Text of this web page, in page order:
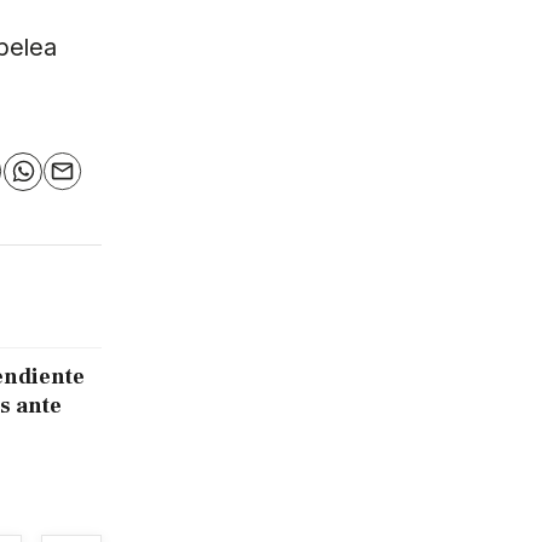
WhatsApp
Email
ante